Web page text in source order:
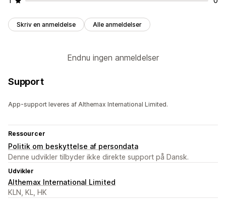
Skriv en anmeldelse Alle anmeldelser
Endnu ingen anmeldelser
Support
App-support leveres af Althemax International Limited.
Ressourcer
Politik om beskyttelse af persondata
Denne udvikler tilbyder ikke direkte support på Dansk.
Udvikler
Althemax International Limited
KLN, KL, HK